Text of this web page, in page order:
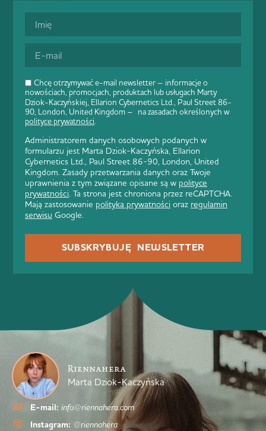
Chcę otrzymywać e-mail newsletter – informacje o
nowościach, promocjach, produktach lub usługach Marty
Dziok-Kaczyńskiej, Ellarion Cybernetics Ltd., Paul Street 86-
90, London, United Kingdom – na zasadach określonych w
polityce prywatności.
Administratorem danych osobowych podanych w
formularzu jest Marta Dziok-Kaczyńska, Ellarion
Cybernetics Ltd., Paul Street 86-90, London, United
Kingdom. Zasady przetwarzania danych oraz Twoje
uprawnienia z tym związane opisane są w polityce
prywatności. Ta strona jest chroniona przez reCAPTCHA.
Mają zastosowanie polityka prywatności oraz regulamin
serwisu Google.
SUBSKRYBUJĘ NEWSLETTER
Riennahera
Marta Dziok-Kaczyńska
E-mail: info@riennahera.com
Instagram: @riennahera